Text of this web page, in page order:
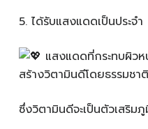
5️. ได้รับแสงแดดเป็นประจำ
แสงแดดที่กระทบผิวห
สร้างวิตามินดีโดยธรรมชาติ
ซึ่งวิตามินดีจะเป็นตัวเสริ